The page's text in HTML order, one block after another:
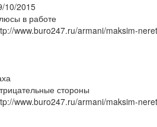
10/2015
в работе
www.buro247.ru/armani/maksim-
стороны
www.buro247.ru/armani/maksim-